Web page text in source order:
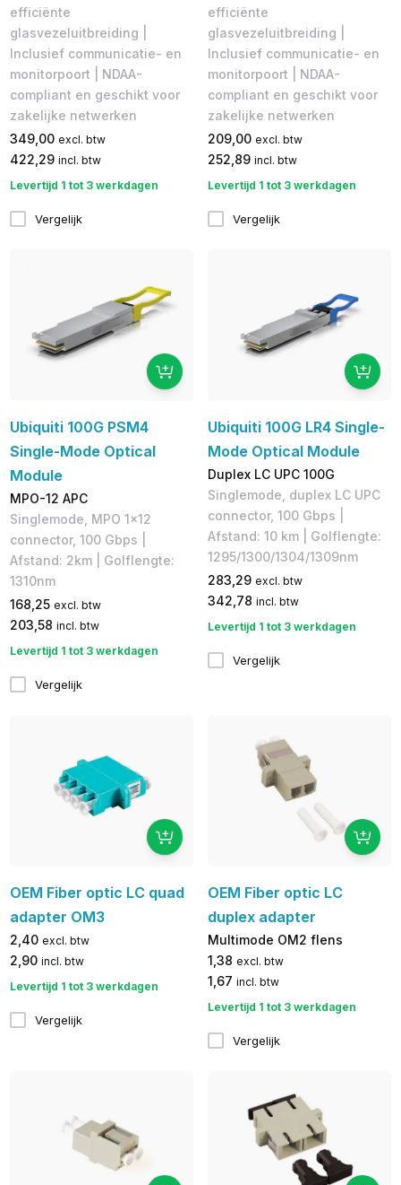
efficiënte
glasvezeluitbreiding |
Inclusief communicatie- en
monitorpoort | NDAA-
compliant en geschikt voor
zakelijke netwerken
349,00 excl. btw
422,29 incl. btw
Levertijd 1 tot 3 werkdagen
Vergelijk
efficiënte
glasvezeluitbreiding |
Inclusief communicatie- en
monitorpoort | NDAA-
compliant en geschikt voor
zakelijke netwerken
209,00 excl. btw
252,89 incl. btw
Levertijd 1 tot 3 werkdagen
Vergelijk
Ubiquiti 100G PSM4
Single-Mode Optical
Module
MPO-12 APC
Singlemode, MPO 1x12
connector, 100 Gbps |
Afstand: 2km | Golflengte:
1310nm
168,25 excl. btw
203,58 incl. btw
Levertijd 1 tot 3 werkdagen
Vergelijk
Ubiquiti 100G LR4 Single-
Mode Optical Module
Duplex LC UPC 100G
Singlemode, duplex LC UPC
connector, 100 Gbps |
Afstand: 10 km | Golflengte:
1295/1300/1304/1309nm
283,29 excl. btw
342,78 incl. btw
Levertijd 1 tot 3 werkdagen
Vergelijk
OEM Fiber optic LC quad
adapter OM3
2,40 excl. btw
2,90 incl. btw
Levertijd 1 tot 3 werkdagen
Vergelijk
OEM Fiber optic LC
duplex adapter
Multimode OM2 flens
1,38 excl. btw
1,67 incl. btw
Levertijd 1 tot 3 werkdagen
Vergelijk